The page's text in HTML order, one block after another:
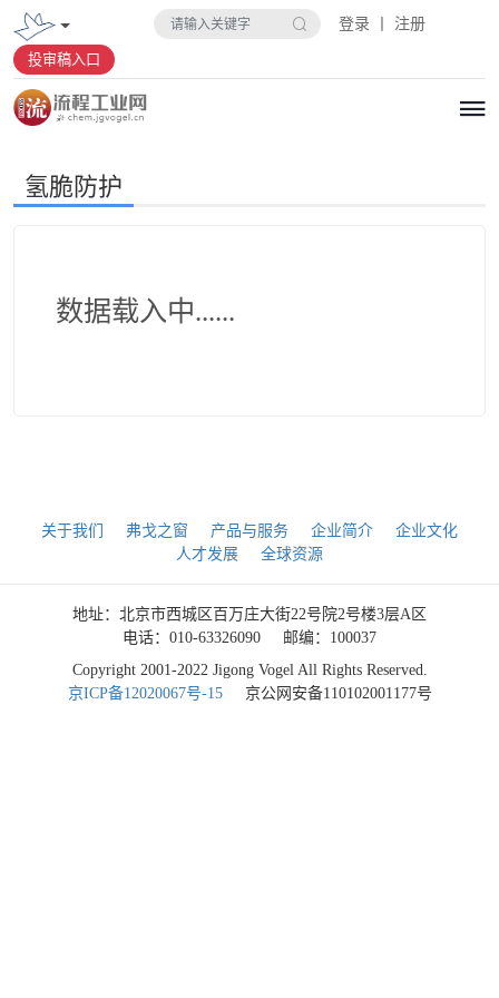
登录 丨 注册
投审稿入口
氢脆防护
数据载入中......
关于我们 弗戈之窗 产品与服务 企业简介
企业文化
人才发展
全球资源
地址：北京市西城区百万庄大街22号院2号楼3层A区
电话：010-63326090
邮编：100037
Copyright 2001-2022 Jigong Vogel All Rights Reserved.
京ICP备12020067号-15
京公网安备110102001177号